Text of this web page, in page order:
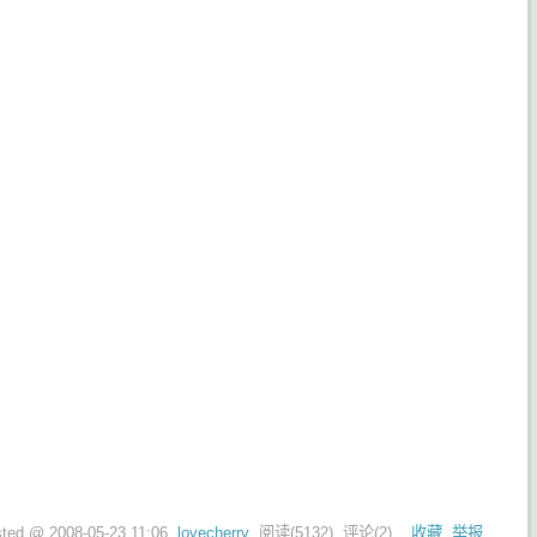
@ 2008-05-23 11:06 lovecherry 阅读(5132) 评论(2) 收藏 举报